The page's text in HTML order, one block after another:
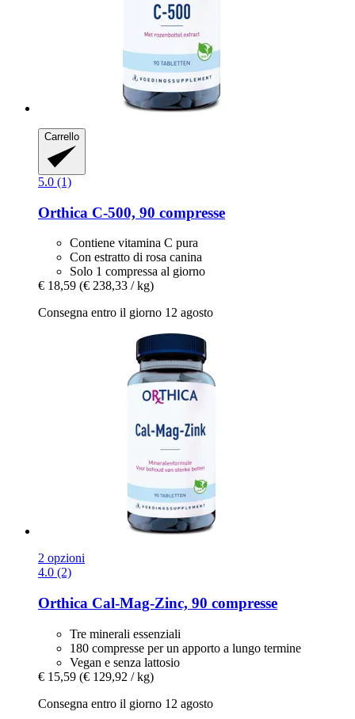
Carrello
5.0 (1)
Orthica C-​500, 90 compresse
Contiene vitamina C pura
Con estratto di rosa canina
Solo 1 compressa al giorno
€ 18,59 (€ 238,33 / kg)
Consegna entro il giorno 12 agosto
2 opzioni
4.0 (2)
Orthica Cal-​Mag-​Zinc, 90 compresse
Tre minerali essenziali
180 compresse per un apporto a lungo termine
Vegan e senza lattosio
€ 15,59 (€ 129,92 / kg)
Consegna entro il giorno 12 agosto